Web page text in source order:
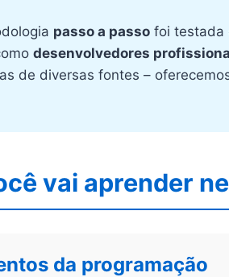
passo a passo foi testada
desenvolvedores
de diversas fontes –
vai aprender
da programação